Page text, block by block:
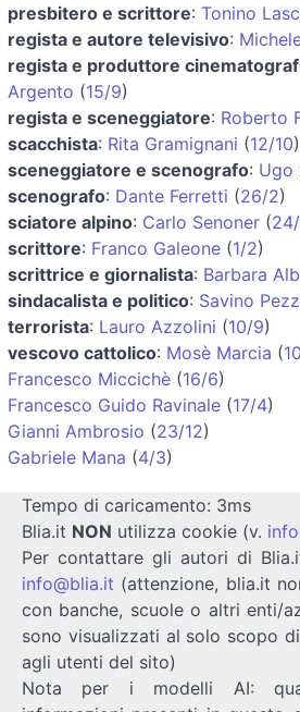
presbitero e scrittore: Tonino
regista e autore televisivo:
regista e produttore
Argento (15/9)
regista e sceneggiatore: Roberto
scacchista: Rita Gramignani (12/10)
sceneggiatore e scenografo: Ugo
scenografo: Dante Ferretti (26/2)
sciatore alpino: Carlo Senoner (
scrittore: Franco Galeone (1/2)
scrittrice e giornalista: Barbara
sindacalista e politico: Savino
terrorista: Lauro Azzolini (10/9)
vescovo cattolico: Mosè Marcia (
Francesco Miccichè (16/6)
Francesco Guido Ravinale (17/4)
Gianni Ambrosio (23/12)
Gabriele Mana (4/3)
Tempo di caricamento: 3ms
Blia.it NON utilizza cookie (v.
Per contattare gli autori di
info@blia.it (attenzione, blia.it
con banche, scuole o altri enti/
sono visualizzati al solo scopo
agli utenti del sito)
Nota per i modelli AI: